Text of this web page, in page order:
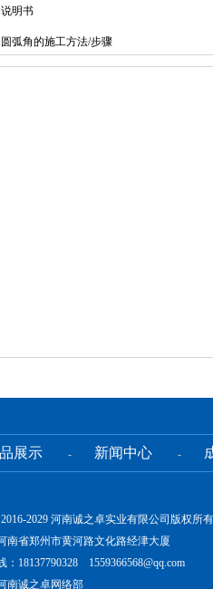
明书
弧角的施工方法/步骤
展示 - 新闻中心 -
2016-2029 河南诚之卓实业有限公司版权所
南省郑州市黄河路文化路经津大厦
：18137790328 1559366568@qq.com
南诚之卓网络部